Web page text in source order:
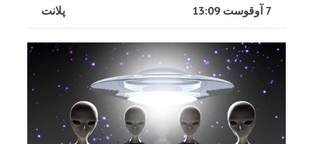
پلانت 7 آوقوست 13:09